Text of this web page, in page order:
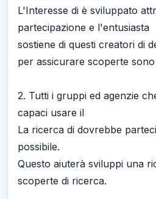
L'Interesse di è sviluppato
partecipazione e l'entusiasta
sostiene di questi creatori di
per assicurare scoperte sono
2. Tutti i gruppi ed agenzie
capaci usare il
La ricerca di dovrebbe
possibile.
Questo aiuterà sviluppi una
scoperte di ricerca.